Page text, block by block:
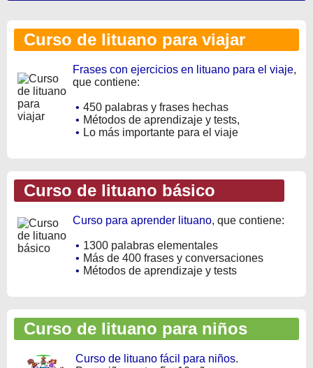
Curso de lituano para viajar
Frases con ejercicios en lituano para el viaje,
que contiene:
• 450 palabras y frases hechas
• Métodos de aprendizaje y tests,
• Lo más importante para el viaje
Curso de lituano básico
Curso para aprender lituano, que contiene:
• 1300 palabras elementales
• Más de 400 frases y conversaciones
• Métodos de aprendizaje y tests
Curso de lituano para niños
Curso de lituano fácil para niños.